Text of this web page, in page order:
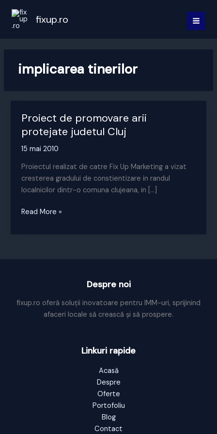
content
fixup.ro
implicarea tinerilor
Proiect de promovare arii
protejate judetul Cluj
15 mai 2010
Proiectul realizat de catre Fix Up Marketing a vizat
cresterea gradului de constientizare in randul
localnicilor dintr-o comuna clujeana, in […]
Proiect
Read More »
Despre noi
fixup.ro oferă soluții inovatoare pentru IMM-uri, sprijinind
afaceri locale să crească și să prospere.
Linkuri rapide
Acasă
Despre
Oferte
Portofoliu
Blog
Contact